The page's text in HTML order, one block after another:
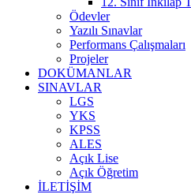
Ödevler
Yazılı Sınavlar
Performans Çalışmaları
Projeler
DOKÜMANLAR
SINAVLAR
LGS
YKS
KPSS
ALES
Açık Lise
Açık Öğretim
İLETIŞIM